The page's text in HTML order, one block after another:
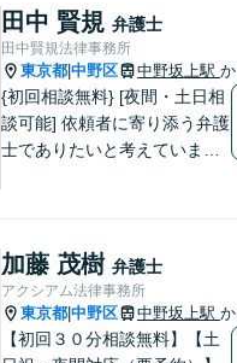
田中 賢規 弁護士
田中賢規法律事務所
東京都 中野区 中野坂上駅
{初回相談無料} [夜間・土日相
談可能] 依頼者に寄り添う弁護
士でありたいと考えていま
加藤 茂樹 弁護士
アクシアム法律事務所
東京都 中野区 中野坂上駅
【初回３０分相談無料】【土